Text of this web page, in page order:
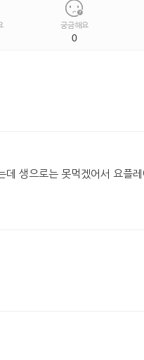
궁금해요
0
데 생으로는 못먹겠어서 요플